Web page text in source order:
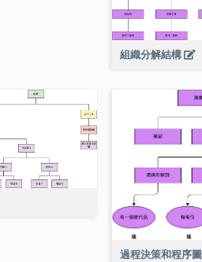
組織分解結構
過程決策和程序圖